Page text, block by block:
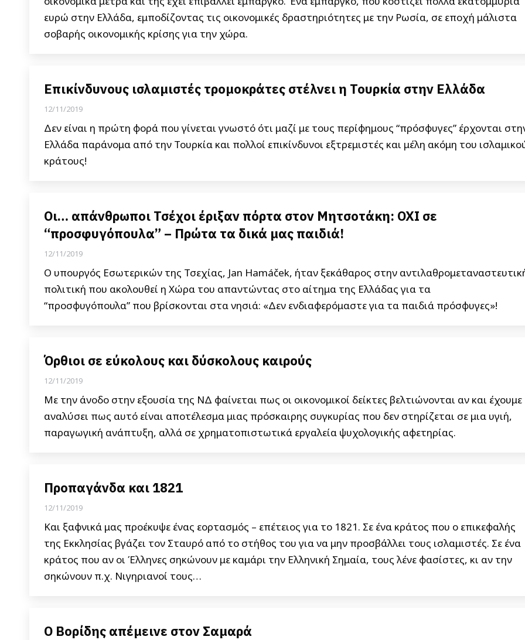
ευρώ στην Ελλάδα, εμποδίζοντας τις οικονομικές δραστηριότητες με την Ρωσία, σε εποχή μάλιστα
σοβαρής οικονομικής κρίσης για την χώρα.
Επικίνδυνους ισλαμιστές τρομοκράτες στέλνει η Τουρκία στην Ελλάδα
12/11/2019
Δεν είναι η πρώτη φορά που γίνεται γνωστό ότι μαζί με τους περίφημους “πρόσφυγες” έρχονται
Ελλάδα παράνομα από την Τουρκία και πολλοί επικίνδυνοι εξτρεμιστές και μέλη ακόμη του
κράτους!
Οι… απάνθρωποι Τσέχοι έριξαν πόρτα στον Μητσοτάκη: ΟΧΙ σε
“προσφυγόπουλα” – Πρώτα τα δικά μας παιδιά!
12/11/2019
Ο υπουργός Εσωτερικών της Τσεχίας, Jan Hamáček, ήταν ξεκάθαρος στην
πολιτική που ακολουθεί η Χώρα του απαντώντας στο αίτημα της Ελλάδας για τα
“προσφυγόπουλα” που βρίσκονται στα νησιά: «Δεν ενδιαφερόμαστε για τα παιδιά πρόσφυγες»!
Όρθιοι σε εύκολους και δύσκολους καιρούς
12/11/2019
Με την άνοδο στην εξουσία της ΝΔ φαίνεται πως οι οικονομικοί δείκτες βελτιώνονται αν και έχουμε
αναλύσει πως αυτό είναι αποτέλεσμα μιας πρόσκαιρης συγκυρίας που δεν στηρίζεται σε μια υγιή,
παραγωγική ανάπτυξη, αλλά σε χρηματοπιστωτικά εργαλεία ψυχολογικής αφετηρίας.
Προπαγάνδα και 1821
12/11/2019
Και ξαφνικά μας προέκυψε ένας εορτασμός – επέτειος για το 1821. Σε ένα κράτος που ο επικεφαλής
της Εκκλησίας βγάζει τον Σταυρό από το στήθος του για να μην προσβάλλει τους ισλαμιστές. Σε ένα
κράτος που αν οι Έλληνες σηκώνουν με καμάρι την Ελληνική Σημαία, τους λένε φασίστες, κι αν την
σηκώνουν π.χ. Νιγηριανοί τους…
Ο Βορίδης απέμεινε στον Σαμαρά